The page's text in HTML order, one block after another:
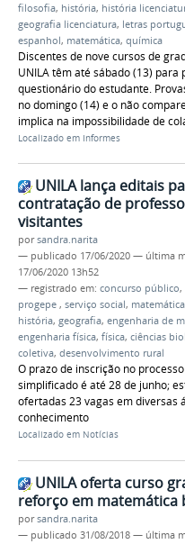
filosofia, história, história
geografia licenciatura, letras
espanhol, matemática, química
Discentes de nove cursos de
UNILA têm até sábado (13) para
questionário do estudante.
no domingo (14) e o não
implica na impossibilidade de
Localizado em Informes
UNILA lança editais
contratação de
visitantes
porsandra.narita
— publicado 17/06/2020 — última
17/06/2020 13h52
— registrado em: concurso público,
progepe , serviço social, matemática
história, geografia, engenharia de
engenharia física, física, ciências
coletiva, desenvolvimento rural
O prazo de inscrição no
simplificado é até 28 de junho;
ofertadas 23 vagas em diversas
conhecimento
Localizado em Notícias
UNILA oferta curso
reforço em matemática
porsandra.narita
— publicado 31/08/2018 — última